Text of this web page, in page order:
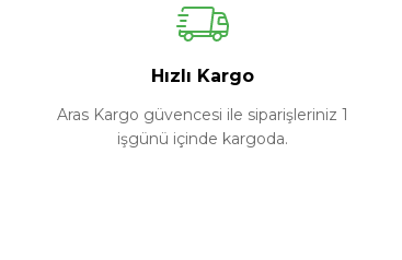
Hızlı Kargo
Aras Kargo güvencesi ile siparişleriniz 1
işgünü içinde kargoda.